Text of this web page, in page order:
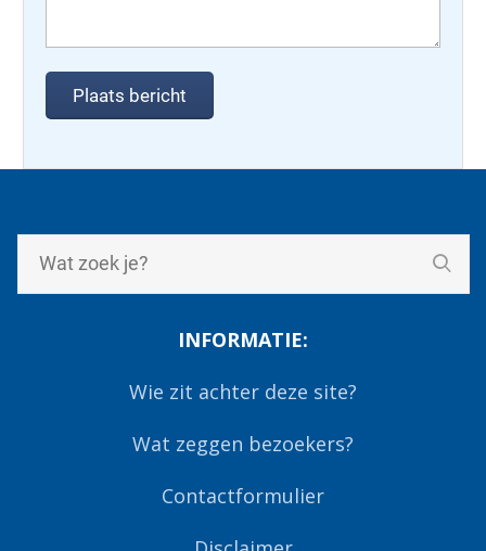
INFORMATIE:
Wie zit achter deze site?
Wat zeggen bezoekers?
Contactformulier